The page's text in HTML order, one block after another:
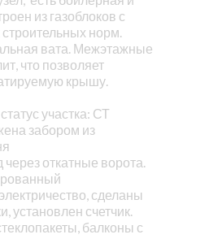
из газоблоков с
норм.
вата. Межэтажные
что позволяет
крышу.
участка: СТ
забором из
откатные ворота.
сделаны
установлен счетчик.
балконы с